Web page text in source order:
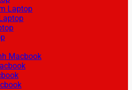
Laptop
Macbook